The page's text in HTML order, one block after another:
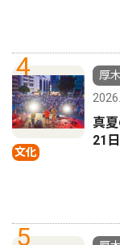
4
文化
厚
真
21日
5